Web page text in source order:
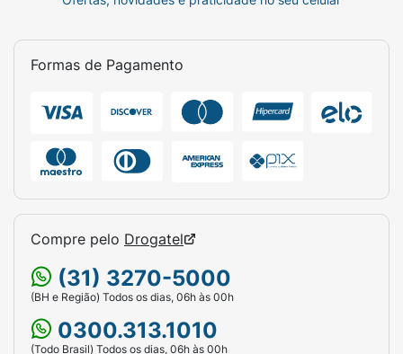
Formas de Pagamento
Compre pelo Drogatel
(31) 3270-5000
(BH e Região) Todos os dias, 06h às 00h
0300.313.1010
(Todo Brasil) Todos os dias, 06h às 00h